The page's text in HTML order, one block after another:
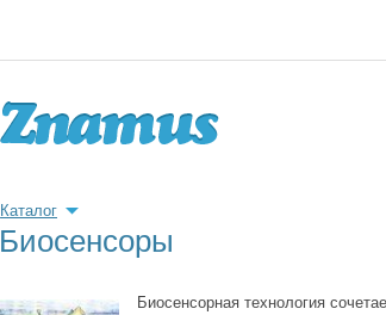
Каталог
Биосенсоры
Биосенсорная технология